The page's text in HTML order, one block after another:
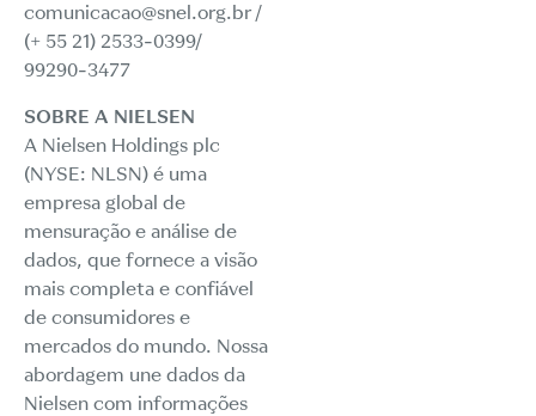
comunicacao@snel.org.br /
(+ 55 21) 2533-0399/
99290-3477
SOBRE A NIELSEN
A Nielsen Holdings plc
(NYSE: NLSN) é uma
empresa global de
mensuração e análise de
dados, que fornece a visão
mais completa e confiável
de consumidores e
mercados do mundo. Nossa
abordagem une dados da
Nielsen com informações